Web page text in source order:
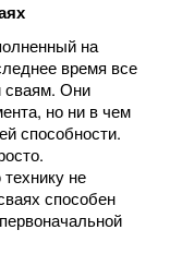
на
время все
сваям. Они
но ни в чем
способности.
не
способен